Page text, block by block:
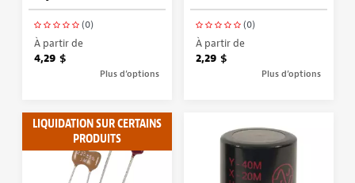
(0)
À partir de
4,29 $
Plus d’options
(0)
À partir de
2,29 $
Plus d’options
LIQUIDATION SUR CERTAINS
PRODUITS